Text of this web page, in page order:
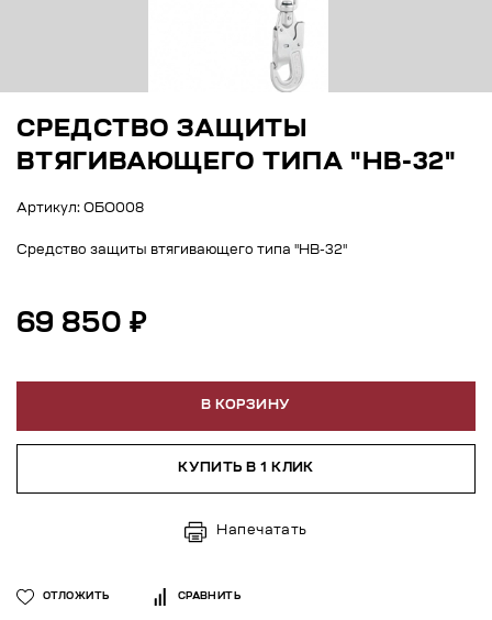
СРЕДСТВО ЗАЩИТЫ
ВТЯГИВАЮЩЕГО ТИПА "НВ-32"
Артикул: ОБО008
Средство защиты втягивающего типа "НВ-32"
69 850 ₽
В КОРЗИНУ
КУПИТЬ В 1 КЛИК
Напечатать
ОТЛОЖИТЬ СРАВНИТЬ